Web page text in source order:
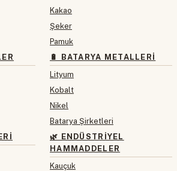
Kakao
Şeker
Pamuk
🔋 BATARYA METALLERI
Lityum
Kobalt
Nikel
Batarya Şirketleri
🌿 ENDÜSTRIYEL
HAMMADDELER
Kauçuk